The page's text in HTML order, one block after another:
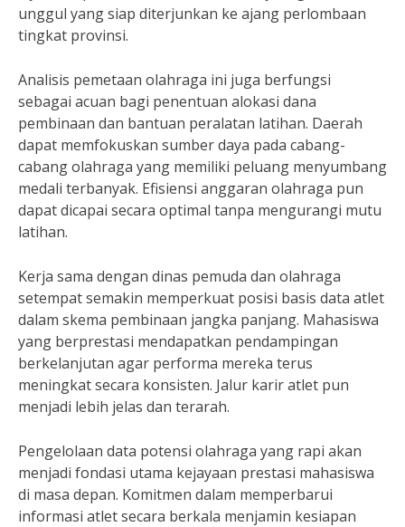
unggul yang siap diterjunkan ke ajang perlombaan
tingkat provinsi.
Analisis pemetaan olahraga ini juga berfungsi
sebagai acuan bagi penentuan alokasi dana
pembinaan dan bantuan peralatan latihan. Daerah
dapat memfokuskan sumber daya pada cabang-
cabang olahraga yang memiliki peluang menyumbang
medali terbanyak. Efisiensi anggaran olahraga pun
dapat dicapai secara optimal tanpa mengurangi mutu
latihan.
Kerja sama dengan dinas pemuda dan olahraga
setempat semakin memperkuat posisi basis data atlet
dalam skema pembinaan jangka panjang. Mahasiswa
yang berprestasi mendapatkan pendampingan
berkelanjutan agar performa mereka terus
meningkat secara konsisten. Jalur karir atlet pun
menjadi lebih jelas dan terarah.
Pengelolaan data potensi olahraga yang rapi akan
menjadi fondasi utama kejayaan prestasi mahasiswa
di masa depan. Komitmen dalam memperbarui
informasi atlet secara berkala menjamin kesiapan